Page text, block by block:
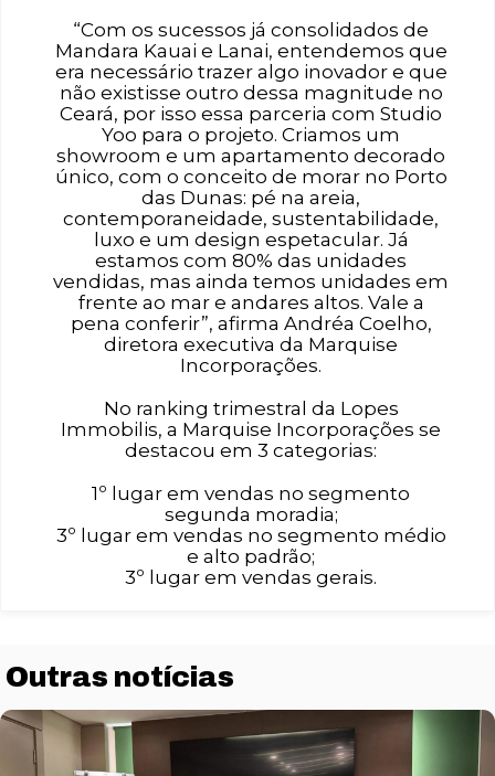
“Com os sucessos já consolidados de
Mandara Kauai e Lanai, entendemos que
era necessário trazer algo inovador e que
não existisse outro dessa magnitude no
Ceará, por isso essa parceria com Studio
Yoo para o projeto. Criamos um
showroom e um apartamento decorado
único, com o conceito de morar no Porto
das Dunas: pé na areia,
contemporaneidade, sustentabilidade,
luxo e um design espetacular. Já
estamos com 80% das unidades
vendidas, mas ainda temos unidades em
frente ao mar e andares altos. Vale a
pena conferir”, afirma Andréa Coelho,
diretora executiva da Marquise
Incorporações.
No ranking trimestral da Lopes
Immobilis, a Marquise Incorporações se
destacou em 3 categorias:
1º lugar em vendas no segmento
segunda moradia;
3º lugar em vendas no segmento médio
e alto padrão;
3º lugar em vendas gerais.
Outras notícias